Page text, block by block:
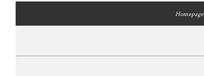
Homepage